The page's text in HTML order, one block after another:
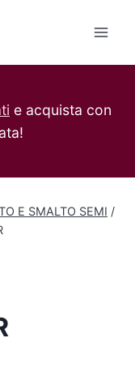
e acquista con
E SMALTO SEMI /